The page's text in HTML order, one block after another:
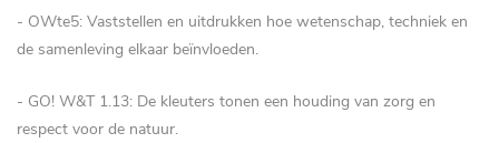
- OWte5: Vaststellen en uitdrukken hoe wetenschap, techniek en
de samenleving elkaar beïnvloeden.
- GO! W&T 1.13: De kleuters tonen een houding van zorg en
respect voor de natuur.